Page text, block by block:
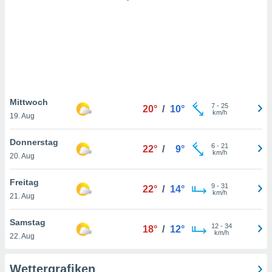
nicht
von
und
auf
klicken.
Mittwoch
19. Aug
20° / 10° 7- 25
km/h
Donnerstag
20. Aug
22° / 9° 6- 21
km/h
Freitag
21. Aug
22° / 14° 9- 31
km/h
Samstag
22. Aug
18° / 12° 12- 34
km/h
Wettergrafiken